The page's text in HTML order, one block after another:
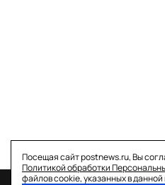
Посещая сайт postnews.ru, Вы
Политикой обработки
файлов cookie, указанных в данной